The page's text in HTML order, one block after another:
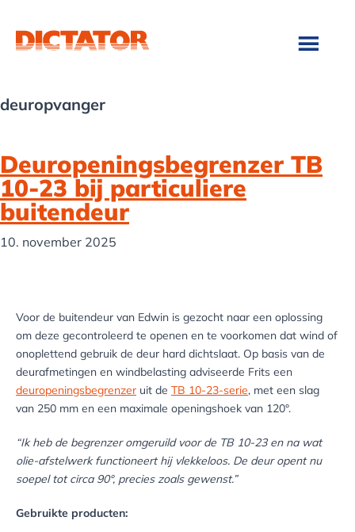
naar
inhoud
naar
deuropvanger
Deuropeningsbegrenzer TB
10-23 bij particuliere
buitendeur
10. november 2025
Voor de buitendeur van Edwin is gezocht naar een oplossing
om deze gecontroleerd te openen en te voorkomen dat wind of
onoplettend gebruik de deur hard dichtslaat. Op basis van de
deurafmetingen en windbelasting adviseerde Frits een
deuropeningsbegrenzer uit de TB 10-23-serie, met een slag
van 250 mm en een maximale openingshoek van 120°.
“Ik heb de begrenzer omgeruild voor de TB 10-23 en na wat
olie-afstelwerk functioneert hij vlekkeloos. De deur opent nu
soepel tot circa 90°, precies zoals gewenst.”
Gebruikte producten: